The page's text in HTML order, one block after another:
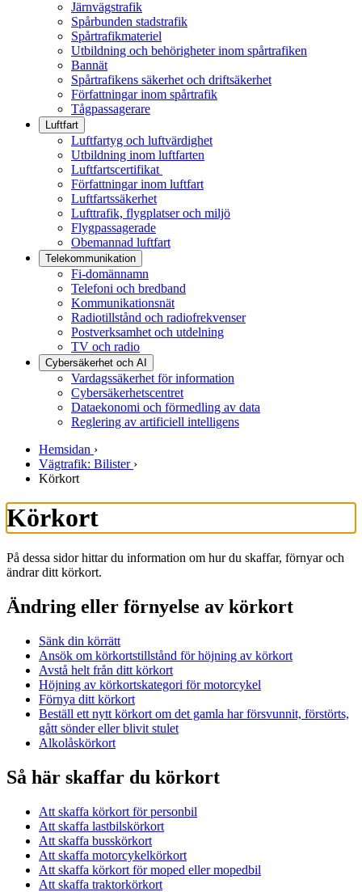
Järnvägstrafik
Spårbunden stadstrafik
Spårtrafikmateriel
Utbildning och behörigheter inom spårtrafiken
Bannät
Spårtrafikens säkerhet och driftsäkerhet
Författningar inom spårtrafik
Tågpassagerare
Luftfart
Luftfartyg och luftvärdighet
Utbildning inom luftfarten
Luftfartscertifikat
Författningar inom luftfart
Luftfartssäkerhet
Lufttrafik, flygplatser och miljö
Flygpassagerade
Obemannad luftfart
Telekommunikation
Fi-domännamn
Telefoni och bredband
Kommunikationsnät
Radiotillstånd och radiofrekvenser
Postverksamhet och utdelning
TV och radio
Cybersäkerhet och AI
Vardagssäkerhet för information
Cybersäkerhetscentret
Dataekonomi och förmedling av data
Reglering av artificiell intelligens
Hemsidan ›
Vägtrafik: Bilister ›
Körkort
Körkort
På dessa sidor hittar du information om hur du skaffar, förnyar och
ändrar ditt körkort.
Ändring eller förnyelse av körkort
Sänk din körrätt
Ansök om körkortstillstånd för höjning av körkort
Avstå helt från ditt körkort
Höjning av körkortskategori för motorcykel
Förnya ditt körkort
Beställ ett nytt körkort om det gamla har försvunnit, förstörts,
gått sönder eller blivit stulet
Alkolåskörkort
Så här skaffar du körkort
Att skaffa körkort för personbil
Att skaffa lastbilskörkort
Att skaffa busskörkort
Att skaffa motorcykelkörkort
Att skaffa körkort för moped eller mopedbil
Att skaffa traktorkörkort